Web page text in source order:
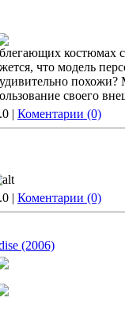
что модель
своего
| Коментарии (0)
| Коментарии (0)
(2006)